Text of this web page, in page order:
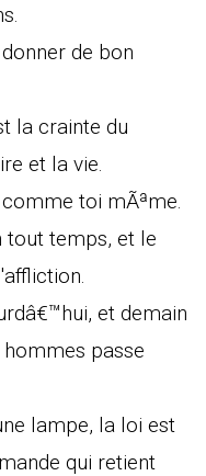
de bon
la crainte du
et la vie.
toi mÃªme.
tout temps, et le
et demain
hommes passe
lampe, la loi est
qui retient